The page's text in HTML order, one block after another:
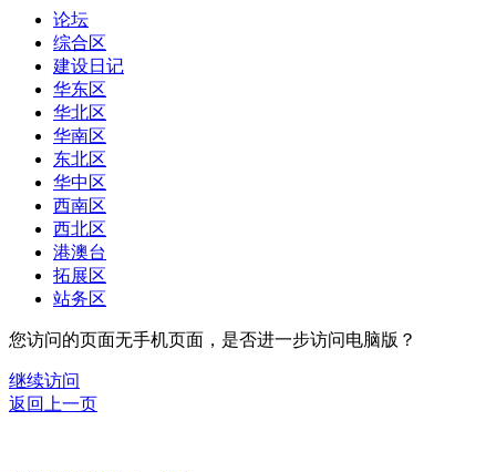
论坛
综合区
建设日记
华东区
华北区
华南区
东北区
华中区
西南区
西北区
港澳台
拓展区
站务区
您访问的页面无手机页面，是否进一步访问电脑版？
继续访问
返回上一页